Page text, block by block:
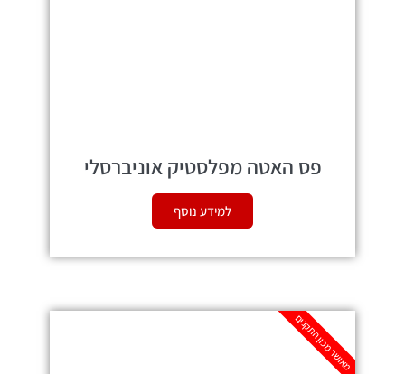
פס האטה מפלסטיק אוניברסלי
למידע נוסף
מאושר מכון התקנים